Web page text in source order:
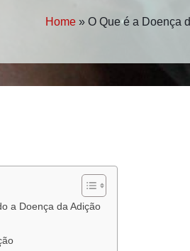
Home » O Que é a Doença
a Doença da Adição